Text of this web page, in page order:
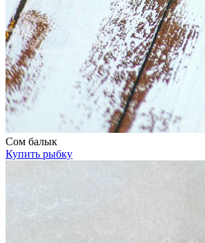
Сом балык
Купить рыбку